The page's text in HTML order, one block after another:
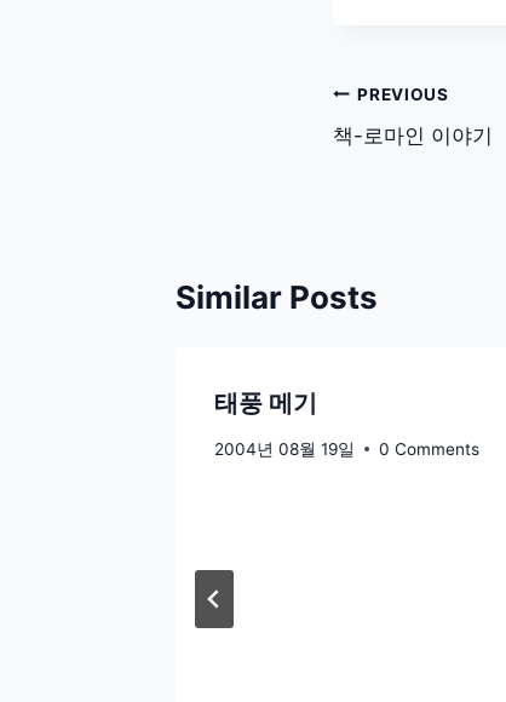
글
탐
PREVIOUS
책-로마인 이야기
Similar Posts
태풍 메기
2004년 08월 19일 0 Comments